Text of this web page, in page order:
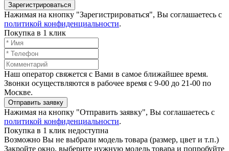
Зарегистрироваться
Нажимая на кнопку "Зарегистрироваться", Вы соглашаетесь с
политикой конфиденциальности.
Покупка в 1 клик
Наш оператор свяжется с Вами в самое ближайшее время.
Звонки осуществляются в рабочее время с 9-00 до 21-00 по
Москве.
Отправить заявку
Нажимая на кнопку "Отправить заявку", Вы соглашаетесь с
политикой конфиденциальности.
Покупка в 1 клик недоступна
Возможно Вы не выбрали модель товара (размер, цвет и т.п.)
Закройте окно, выберите нужную модель товара и попробуйте